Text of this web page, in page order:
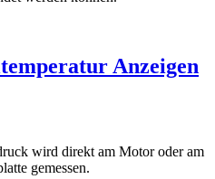
Anzeigen
wird direkt am Motor oder am
gemessen.